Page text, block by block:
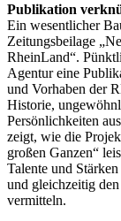
Publikation
Ein wesentlicher
Zeitungsbeilage
RheinLand“.
Agentur eine
und Vorhaben der
Historie,
Persönlichkeiten
zeigt, wie die
großen Ganzen“
Talente und
und gleichzeitig
vermitteln.